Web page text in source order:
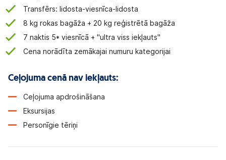
Transfērs: lidosta-viesnīca-lidosta
8 kg rokas bagāža + 20 kg reģistrētā bagāža
7 naktis 5* viesnīcā + "ultra viss iekļauts"
Cena norādīta zemākajai numuru kategorijai
Ceļojuma cenā nav iekļauts:
Ceļojuma apdrošināšana
Eksursijas
Personīgie tēriņi